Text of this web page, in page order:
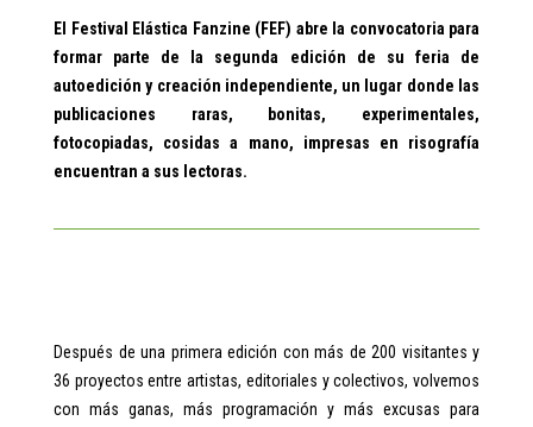
El Festival Elástica Fanzine (FEF) abre la convocatoria para
formar parte de la segunda edición de su feria de
autoedición y creación independiente, un lugar donde las
publicaciones raras, bonitas, experimentales,
fotocopiadas, cosidas a mano, impresas en risografía
encuentran a sus lectoras.
Después de una primera edición con más de 200 visitantes y
36 proyectos entre artistas, editoriales y colectivos, volvemos
con más ganas, más programación y más excusas para